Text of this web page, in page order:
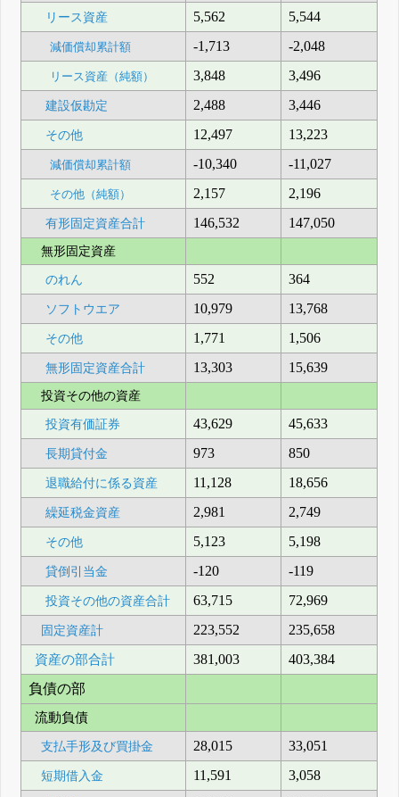
リース資産 5,562 5,544
減価償却累計額 -1,713 -2,048
リース資産（純額） 3,848 3,496
建設仮勘定 2,488 3,446
その他 12,497 13,223
減価償却累計額 -10,340 -11,027
その他（純額） 2,157 2,196
有形固定資産合計 146,532 147,050
無形固定資産
のれん 552 364
ソフトウエア 10,979 13,768
その他 1,771 1,506
無形固定資産合計 13,303 15,639
投資その他の資産
投資有価証券 43,629 45,633
長期貸付金 973 850
退職給付に係る資産 11,128 18,656
繰延税金資産 2,981 2,749
その他 5,123 5,198
貸倒引当金 -120 -119
投資その他の資産合計 63,715 72,969
固定資産計 223,552
235,658
資産の部合計
381,003
403,384
負債の部
流動負債
支払手形及び買掛金 28,015 33,051
短期借入金 11,591 3,058